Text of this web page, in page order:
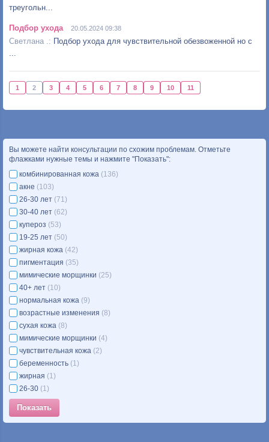
треугольн...
Подбор ухода 20.05.2024 09:38
Подбор ухода для чувствительной обезвоженной но с
1 2 3 4 5 6 7 8 9 10 11
Вы можете найти консультации по схожим проблемам. Отметьте
флажками нужные темы и нажмите "Показать":
комбинированная кожа (136)
акне (103)
26-30 лет (71)
30-40 лет (62)
купероз (53)
19-25 лет (50)
жирная кожа (42)
пигментация (35)
мимические морщинки (25)
40+ лет (10)
нормальная кожа (9)
возрастные изменения (8)
сухая кожа (8)
мимические морщинки (4)
чувствительная кожа (2)
беременность (1)
жирная (1)
26-30 (1)